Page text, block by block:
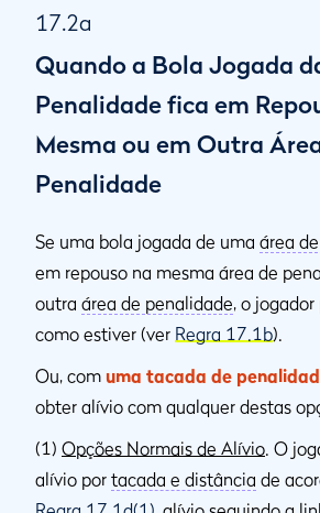
17.2a
Quando a Bola Jogada
Penalidade fica em
Mesma ou em Outra
Penalidade
Se uma bola jogada de uma área
em repouso na mesma área de
outra área de penalidade, o
como estiver (ver Regra 17.1b).
Ou, com uma tacada de
obter alívio com qualquer destas
(1) Opções Normais de Alívio . O
alívio por tacada e distância de